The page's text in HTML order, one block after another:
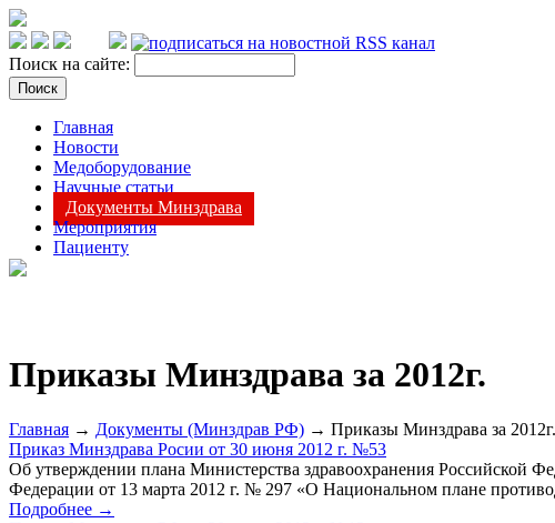
Поиск на сайте:
Главная
Новости
Медоборудование
Научные статьи
Документы Минздрава
Мероприятия
Пациенту
Приказы Минздрава за 2012г.
Главная → Документы (Минздрав РФ) → Приказы Минздрава за 2012г.
Приказ Минздрава Росии от 30 июня 2012 г. №53
Об утверждении плана Министерства здравоохранения Российской
Федерации от 13 марта 2012 г. № 297 «О Национальном плане
Подробнее →